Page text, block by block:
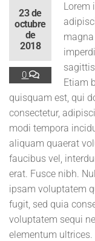
23 de
octubre
de
2018
0
Lorem
Etiam
quisquam est, qui
consectetur,
modi tempora
aliquam quaerat
faucibus vel,
erat. Fusce nibh.
ipsam voluptatem
fugit, sed quia
voluptatem sequi
elementum ultrices.